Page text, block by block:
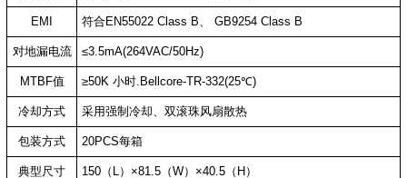
EMI 符合EN55022 Class B、 GB9254 Class B
对地漏电流 ≤3.5mA(264VAC/50Hz)
MTBF值 ≥50K 小时.Bellcore-TR-332(25℃)
冷却方式 采用强制冷却、双滚珠风扇散热
包装方式 20PCS每箱
典型尺寸 150（L）×81.5（W）×40.5（H）